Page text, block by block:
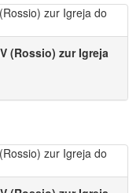
(Rossio) zur Igreja